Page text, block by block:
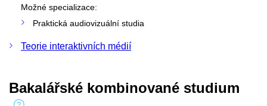
Možné specializace:
Praktická audiovizuální studia
Teorie interaktivních médií
Bakalářské kombinované studium